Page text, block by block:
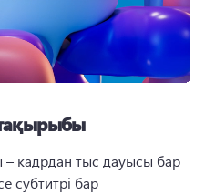
кадрдан тыс дауысы бар
субтитрі бар